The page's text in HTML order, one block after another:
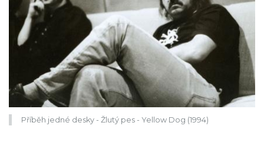
Příběh jedné desky - Žlutý pes - Yellow Dog (1994)